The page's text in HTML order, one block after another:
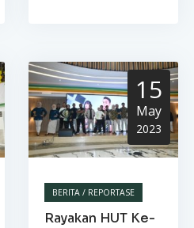
15
May
2023
BERITA / REPORTASE
Rayakan HUT Ke-